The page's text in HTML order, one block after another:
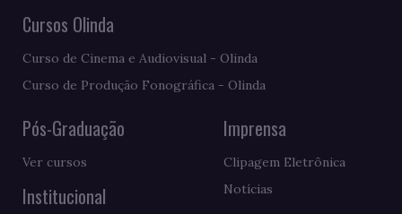
Cursos Olinda
Curso de Cinema e Audiovisual - Olinda
Curso de Produção Fonográfica - Olinda
Pós-Graduação
Ver cursos
Institucional
Imprensa
Clipagem Eletrônica
Notícias